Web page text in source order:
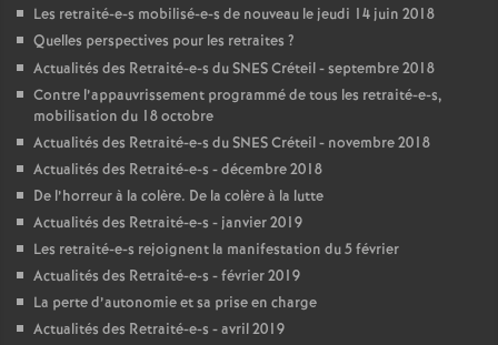
Les retraité-e-s mobilisé-e-s de nouveau le jeudi 14 juin 2018
Quelles perspectives pour les retraites ?
Actualités des Retraité-e-s duSNESCréteil - septembre 2018
Contre l’appauvrissement programmé de tous les retraité-e-s,
mobilisation du 18 octobre
Actualités des Retraité-e-s duSNESCréteil - novembre 2018
Actualités des Retraité-e-s - décembre 2018
De l’horreur à la colère. De la colère à la lutte
Actualités des Retraité-e-s - janvier 2019
Les retraité-e-s rejoignent la manifestation du 5 février
Actualités des Retraité-e-s - février 2019
La perte d’autonomie et sa prise en charge
Actualités des Retraité-e-s - avril 2019